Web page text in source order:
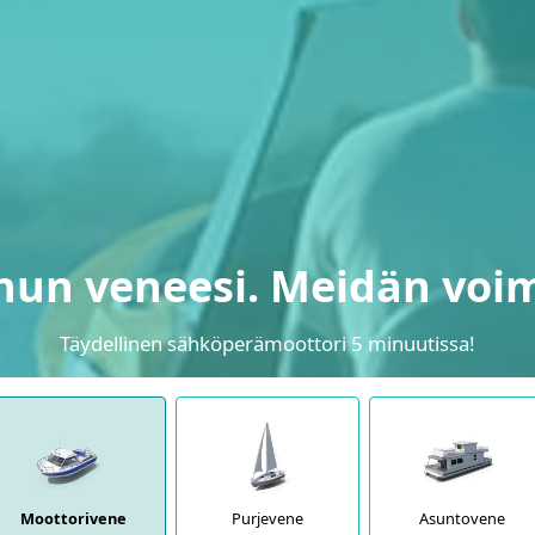
veneesi. Meidän
Täydellinen sähköperämoottori 5 minuutissa!
Moottorivene Purjevene Asuntovene